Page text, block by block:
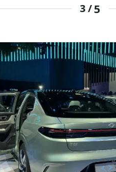
Tokat
Tunceli
Şanlıurfa
Uşak
Van
Yozgat
Zonguldak
3 /5